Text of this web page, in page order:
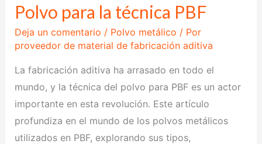
Polvo para la técnica PBF
Deja un comentario / Polvo metálico / Por
proveedor de material de fabricación aditiva
La fabricación aditiva ha arrasado en todo el
mundo, y la técnica del polvo para PBF es un actor
importante en esta revolución. Este artículo
profundiza en el mundo de los polvos metálicos
utilizados en PBF, explorando sus tipos,
Polvo
la
PBF